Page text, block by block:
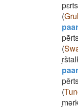
(
(
(